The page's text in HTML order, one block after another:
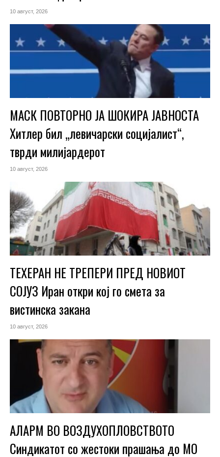
10 август, 2026
МАСК ПОВТОРНО ЈА ШОКИРА ЈАВНОСТА
Хитлер бил „левичарски социјалист“,
тврди милијардерот
10 август, 2026
ТЕХЕРАН НЕ ТРЕПЕРИ ПРЕД НОВИОТ
СОЈУЗ Иран откри кој го смета за
вистинска закана
10 август, 2026
АЛАРМ ВО ВОЗДУХОПЛОВСТВОТО
Синдикатот со жестоки прашања до МО